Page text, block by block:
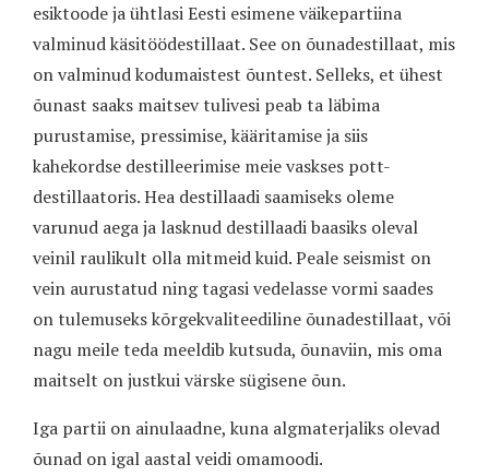
esiktoode ja ühtlasi Eesti esimene väikepartiina
valminud käsitöödestillaat. See on õunadestillaat, mis
on valminud kodumaistest õuntest. Selleks, et ühest
õunast saaks maitsev tulivesi peab ta läbima
purustamise, pressimise, kääritamise ja siis
kahekordse destilleerimise meie vaskses pott-
destillaatoris. Hea destillaadi saamiseks oleme
varunud aega ja lasknud destillaadi baasiks oleval
veinil raulikult olla mitmeid kuid. Peale seismist on
vein aurustatud ning tagasi vedelasse vormi saades
on tulemuseks kõrgekvaliteediline õunadestillaat, või
nagu meile teda meeldib kutsuda, õunaviin, mis oma
maitselt on justkui värske sügisene õun.
Iga partii on ainulaadne, kuna algmaterjaliks olevad
õunad on igal aastal veidi omamoodi.